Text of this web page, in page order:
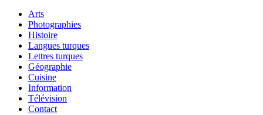
Arts
Photographies
Histoire
Langues turques
Lettres turques
Géographie
Cuisine
Information
Télévision
Contact